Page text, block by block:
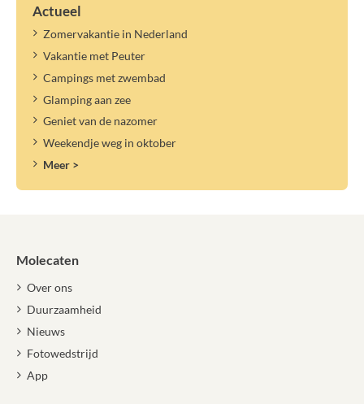
Actueel
Zomervakantie in Nederland
Vakantie met Peuter
Campings met zwembad
Glamping aan zee
Geniet van de nazomer
Weekendje weg in oktober
Meer >
Molecaten
Over ons
Duurzaamheid
Nieuws
Fotowedstrijd
App